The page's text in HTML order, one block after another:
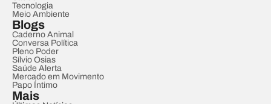
Tecnologia
Meio Ambiente
Blogs
Caderno Animal
Conversa Política
Pleno Poder
Sílvio Osias
Saúde Alerta
Mercado em Movimento
Papo Íntimo
Mais